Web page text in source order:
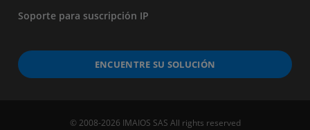
Soporte para suscripción IP
ENCUENTRE SU SOLUCIÓN
© 2008-2026 IMAIOS SAS All rights reserved